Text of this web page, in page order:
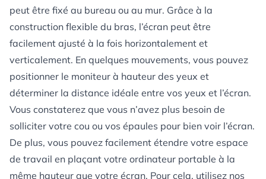
peut être fixé au bureau ou au mur. Grâce à la
construction flexible du bras, l’écran peut être
facilement ajusté à la fois horizontalement et
verticalement. En quelques mouvements, vous pouvez
positionner le moniteur à hauteur des yeux et
déterminer la distance idéale entre vos yeux et l’écran.
Vous constaterez que vous n’avez plus besoin de
solliciter votre cou ou vos épaules pour bien voir l’écran.
De plus, vous pouvez facilement étendre votre espace
de travail en plaçant votre ordinateur portable à la
même hauteur que votre écran. Pour cela, utilisez nos